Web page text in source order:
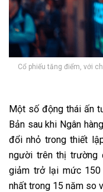
Cổ phiếu tăng điểm, với
Một số động thái ấn
Bản sau khi Ngân
đổi nhỏ trong thiết
người trên thị trường
giảm trở lại mức
nhất trong 15 năm so